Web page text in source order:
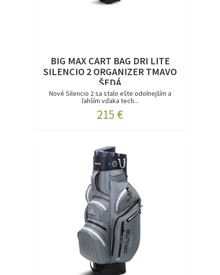
BIG MAX CART BAG DRI LITE
SILENCIO 2 ORGANIZER TMAVO
ŠEDÁ
Nové Silencio 2 sa stalo ešte odolnejším a
ľahším vďaka tech...
215 €